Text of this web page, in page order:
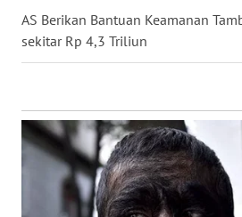
AS Berikan Bantuan Keamanan
sekitar Rp 4,3 Triliun
WN
SIMALUNGUN
WN
LABUHANBATU